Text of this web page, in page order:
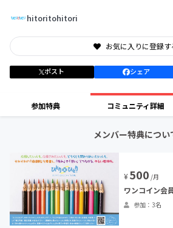
hitoritohitori
お気に入りに登録す
ポスト シェア
参加特典 コミュニティ詳細
メンバー特典につい
¥500 /月
ワンコイン会
参加：3名